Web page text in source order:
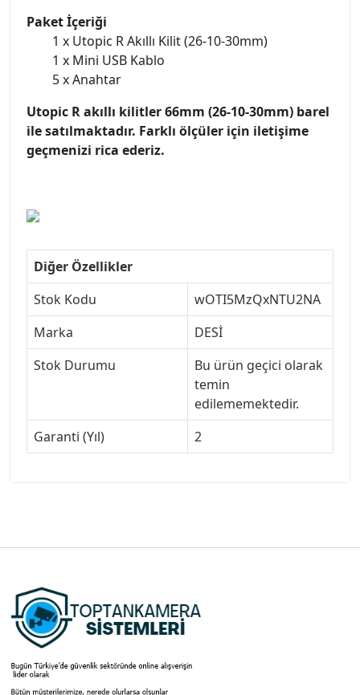
Paket İçeriği
1 x Utopic R Akıllı Kilit (26-10-30mm)
1 x Mini USB Kablo
5 x Anahtar
Utopic R akıllı kilitler 66mm (26-10-30mm) barel
ile satılmaktadır. Farklı ölçüler için iletişime
geçmenizi rica ederiz.
Diğer Özellikler
Stok Kodu
wOTI5MzQxNTU2NA
Marka
DESİ
Stok Durumu
Bu ürün geçici olarak
temin
edilememektedir.
Garanti (Yıl)
2